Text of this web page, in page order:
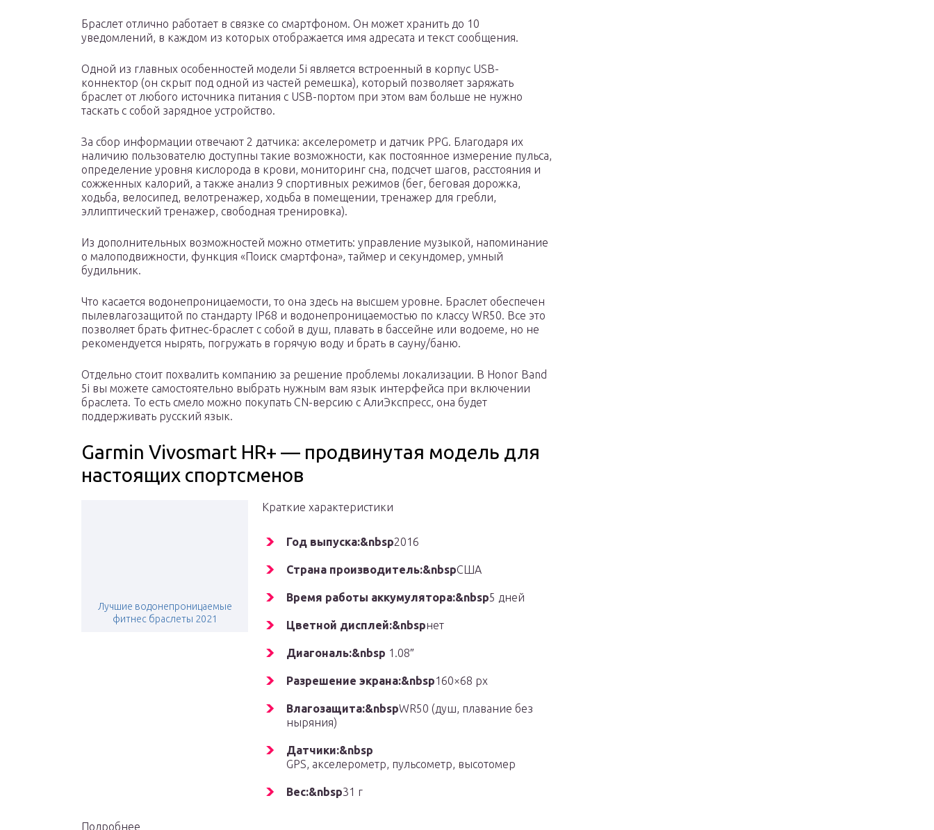
Браслет отлично работает в связке со смартфоном. Он может хранить до 10
уведомлений, в каждом из которых отображается имя адресата и текст сообщения.
Одной из главных особенностей модели 5i является встроенный в корпус USB-
коннектор (он скрыт под одной из частей ремешка), который позволяет заряжать
браслет от любого источника питания с USB-портом при этом вам больше не нужно
таскать с собой зарядное устройство.
За сбор информации отвечают 2 датчика: акселерометр и датчик PPG. Благодаря их
наличию пользователю доступны такие возможности, как постоянное измерение пульса,
определение уровня кислорода в крови, мониторинг сна, подсчет шагов, расстояния и
сожженных калорий, а также анализ 9 спортивных режимов (бег, беговая дорожка,
ходьба, велосипед, велотренажер, ходьба в помещении, тренажер для гребли,
эллиптический тренажер, свободная тренировка).
Из дополнительных возможностей можно отметить: управление музыкой, напоминание
о малоподвижности, функция «Поиск смартфона», таймер и секундомер, умный
будильник.
Что касается водонепроницаемости, то она здесь на высшем уровне. Браслет обеспечен
пылевлагозащитой по стандарту IP68 и водонепроницаемостью по классу WR50. Все это
позволяет брать фитнес-браслет с собой в душ, плавать в бассейне или водоеме, но не
рекомендуется нырять, погружать в горячую воду и брать в сауну/баню.
Отдельно стоит похвалить компанию за решение проблемы локализации. В Honor Band
5i вы можете самостоятельно выбрать нужным вам язык интерфейса при включении
браслета. То есть смело можно покупать CN-версию с АлиЭкспресс, она будет
поддерживать русский язык.
Garmin Vivosmart HR+ — продвинутая модель для
настоящих спортсменов
Лучшие водонепроницаемые
фитнес браслеты 2021
Краткие характеристики
Год выпуска:&nbsp2016
Страна производитель:&nbspСША
Время работы аккумулятора:&nbsp5 дней
Цветной дисплей:&nbspнет
Диагональ:&nbsp 1.08″
Разрешение экрана:&nbsp160×68 px
Влагозащита:&nbspWR50 (душ, плавание без
ныряния)
Датчики:&nbsp
GPS, акселерометр, пульсометр, высотомер
Вес:&nbsp31 г
Подробнее